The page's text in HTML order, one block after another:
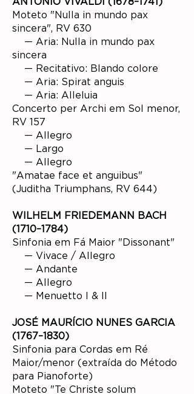
Moteto "Nulla in mundo pax
sincera", RV 630
— Aria: Nulla in mundo pax
sincera
— Recitativo: Blando colore
— Aria: Spirat anguis
— Aria: Alleluia
Concerto per Archi em Sol menor,
RV 157
— Allegro
— Largo
— Allegro
"Amatae face et anguibus"
(Juditha Triumphans, RV 644)
WILHELM FRIEDEMANN BACH
(1710–1784)
Sinfonia em Fá Maior "Dissonant"
— Vivace / Allegro
— Andante
— Allegro
— Menuetto I & II
JOSÉ MAURÍCIO NUNES GARCIA
(1767–1830)
Sinfonia para Cordas em Ré
Maior/menor (extraída do Método
para Pianoforte)
Moteto "Te Christe solum